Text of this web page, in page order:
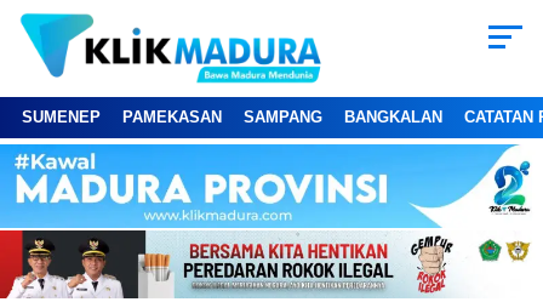
SUMENEP PAMEKASAN SAMPANG BANGKALAN CATATAN